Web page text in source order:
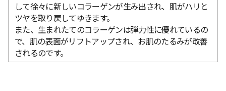
して徐々に新しいコラーゲンが生み出され、肌がハリと
ツヤを取り戻してゆきます。
また、生まれたてのコラーゲンは弾力性に優れているの
で、肌の表面がリフトアップされ、お肌のたるみが改善
されるのです。